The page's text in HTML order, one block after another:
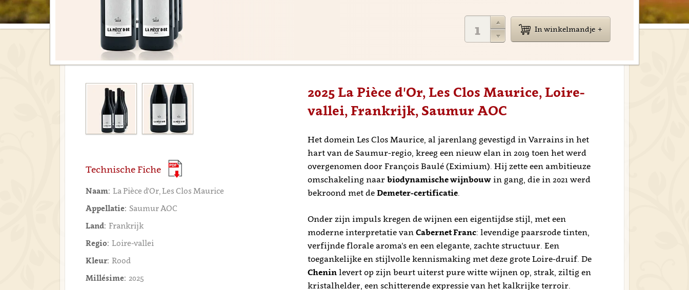
In winkelmandje
2025 La Pièce d'Or, Les Clos Maurice, Loire-
vallei, Frankrijk, Saumur AOC
Het domein Les Clos Maurice, al jarenlang gevestigd in Varrains in het
hart van de Saumur-regio, kreeg een nieuw elan in 2019 toen het werd
overgenomen door François Baulé (Eximium). Hij zette een ambitieuze
omschakeling naarbiodynamische wijnbouw in gang, die in 2021 werd
bekroond met deDemeter-certificatie.
Onder zijn impuls kregen de wijnen een eigentijdse stijl, met een
moderne interpretatie vanCabernet Franc: levendige paarsrode tinten,
verfijnde florale aroma’s en een elegante, zachte structuur. Een
toegankelijke en stijlvolle kennismaking met deze grote Loire-druif. De
Chenin levert op zijn beurt uiterst pure witte wijnen op, strak, ziltig en
kristalhelder, een schitterende expressie van het kalkrijke terroir.
Technische Fiche
Naam: La Pièce d'Or, Les Clos Maurice
Appellatie: Saumur AOC
Land: Frankrijk
Regio: Loire-vallei
Kleur: Rood
Millésime: 2025